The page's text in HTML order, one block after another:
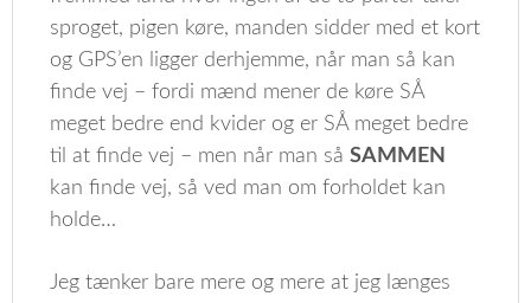
sproget, pigen køre, manden sidder med et kort
og GPS’en ligger derhjemme, når man så kan
finde vej – fordi mænd mener de køre SÅ
meget bedre end kvider og er SÅ meget bedre
til at finde vej – men når man såSAMMEN
kan finde vej, så ved man om forholdet kan
holde…
Jeg tænker bare mere og mere at jeg længes